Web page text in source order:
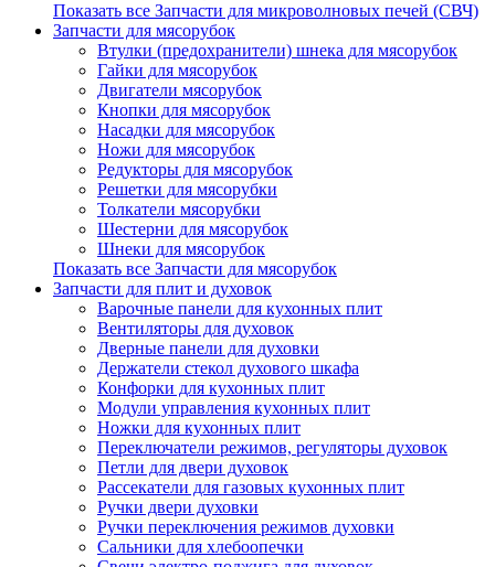
Показать все Запчасти для микроволновых печей (СВЧ)
Запчасти для мясорубок
Втулки (предохранители) шнека для мясорубок
Гайки для мясорубок
Двигатели мясорубок
Кнопки для мясорубок
Насадки для мясорубок
Ножи для мясорубок
Редукторы для мясорубок
Решетки для мясорубки
Толкатели мясорубки
Шестерни для мясорубок
Шнеки для мясорубок
Показать все Запчасти для мясорубок
Запчасти для плит и духовок
Варочные панели для кухонных плит
Вентиляторы для духовок
Дверные панели для духовки
Держатели стекол духового шкафа
Конфорки для кухонных плит
Модули управления кухонных плит
Ножки для кухонных плит
Переключатели режимов, регуляторы духовок
Петли для двери духовок
Рассекатели для газовых кухонных плит
Ручки двери духовки
Ручки переключения режимов духовки
Сальники для хлебоопечки